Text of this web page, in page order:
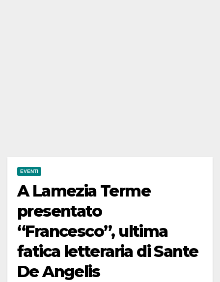
EVENTI
A Lamezia Terme
presentato
“Francesco”, ultima
fatica letteraria di Sante
De Angelis